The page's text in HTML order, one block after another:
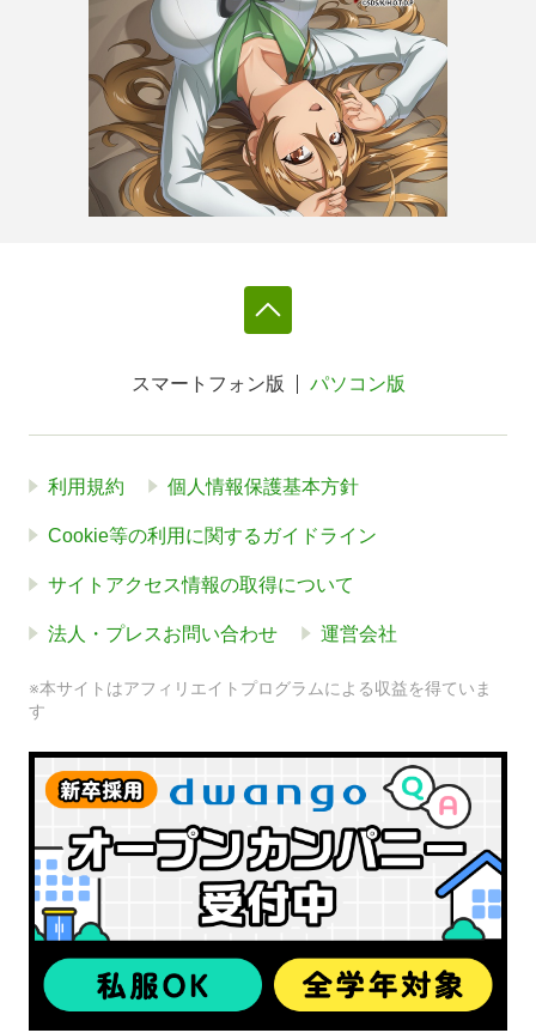
スマートフォン版 パソコン版
利用規約 個人情報保護基本方針
Cookie等の利用に関するガイドライン
サイトアクセス情報の取得について
法人・プレスお問い合わせ 運営会社
※本サイトはアフィリエイトプログラムによる収益を得ていま
す